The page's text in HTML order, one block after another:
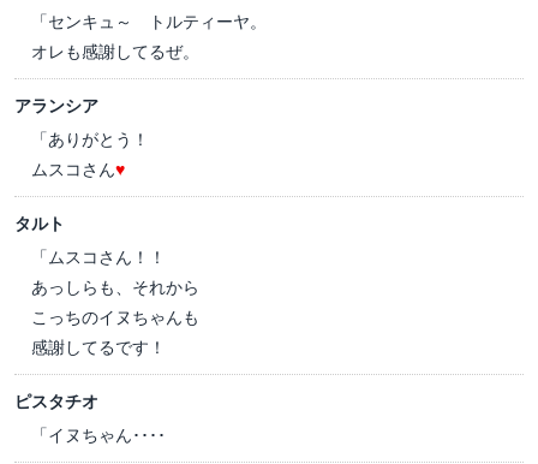
「センキュ～ トルティーヤ。
オレも感謝してるぜ。
アランシア
「ありがとう！
ムスコさん♥
タルト
「ムスコさん！！
あっしらも、それから
こっちのイヌちゃんも
感謝してるです！
ピスタチオ
「イヌちゃん････